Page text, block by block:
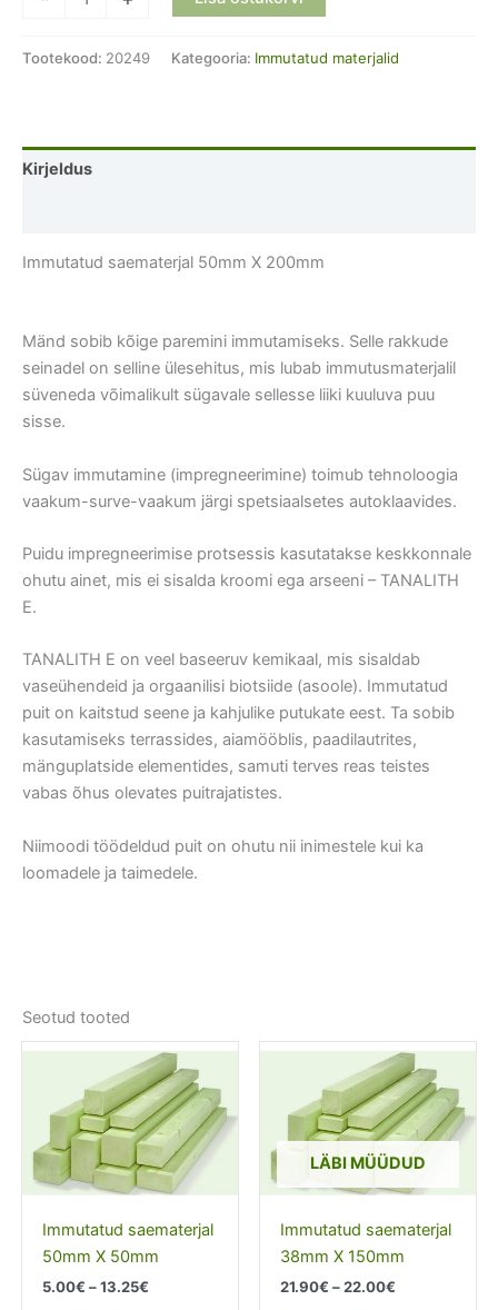
Tootekood: 20249 Kategooria: Immutatud materjalid
Kirjeldus
Immutatud saematerjal 50mm X 200mm
Mänd sobib kõige paremini immutamiseks. Selle rakkude
seinadel on selline ülesehitus, mis lubab immutusmaterjalil
süveneda võimalikult sügavale sellesse liiki kuuluva puu
sisse.
Sügav immutamine (impregneerimine) toimub tehnoloogia
vaakum-surve-vaakum järgi spetsiaalsetes autoklaavides.
Puidu impregneerimise protsessis kasutatakse keskkonnale
ohutu ainet, mis ei sisalda kroomi ega arseeni – TANALITH
E.
TANALITH E on veel baseeruv kemikaal, mis sisaldab
vaseühendeid ja orgaanilisi biotsiide (asoole). Immutatud
puit on kaitstud seene ja kahjulike putukate eest. Ta sobib
kasutamiseks terrassides, aiamööblis, paadilautrites,
mänguplatside elementides, samuti terves reas teistes
vabas õhus olevates puitrajatistes.
Niimoodi töödeldud puit on ohutu nii inimestele kui ka
loomadele ja taimedele.
Seotud tooted
Immutatud saematerjal
50mm X 50mm
5.00€ – 13.25€Price
LÄBI MÜÜDUD
Immutatud saematerjal
38mm X 150mm
21.90€ – 22.00€Price